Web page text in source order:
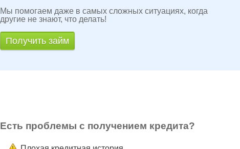
Мы помогаем даже в самых сложных ситуациях, когда
другие не знают, что делать!
Получить займ
Есть проблемы с получением кредита?